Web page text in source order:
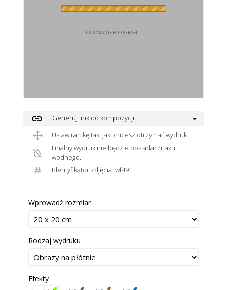
ŁADOWANIE FOTOGRAFII...
link
Generuj link do kompozycji
Ustaw ramkę tak, jaki chcesz otrzymać wydruk.
Finalny wydruk nie będzie posiadał znaku
wodnego.
Identyfikator zdjęcia: wf491
Wprowadź rozmiar
Rodzaj wydruku
Efekty